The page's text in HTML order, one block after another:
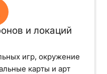
и локаций
игр, окружение
карты и арт